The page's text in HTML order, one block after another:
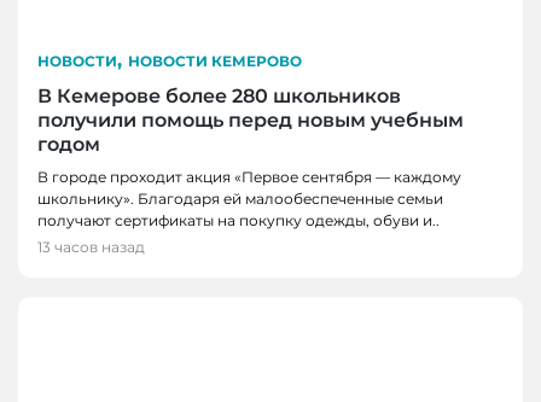
НОВОСТИ, НОВОСТИ КЕМЕРОВО
В Кемерове более 280 школьников
получили помощь перед новым учебным
годом
В городе проходит акция «Первое сентября — каждому
школьнику». Благодаря ей малообеспеченные семьи
получают сертификаты на покупку одежды, обуви и..
13 часов назад